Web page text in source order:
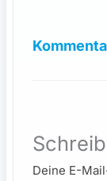
Deine E-